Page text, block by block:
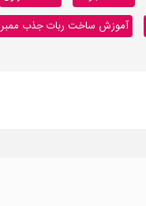
آموزش ساخت ربات جذب ممبر